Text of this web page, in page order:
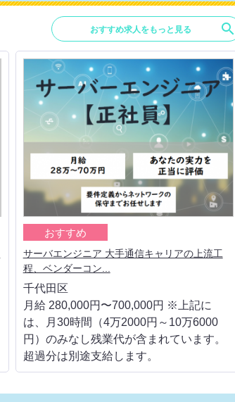
おすすめ求人をもっと見る search
おすすめ
サーバエンジニア 大手通信キャリアの上流工
程、ベンダーコン...
千代田区
月給 280,000円〜700,000円 ※上記に
は、月30時間（4万2000円～10万6000
円）のみなし残業代が含まれています。
超過分は別途支給します。